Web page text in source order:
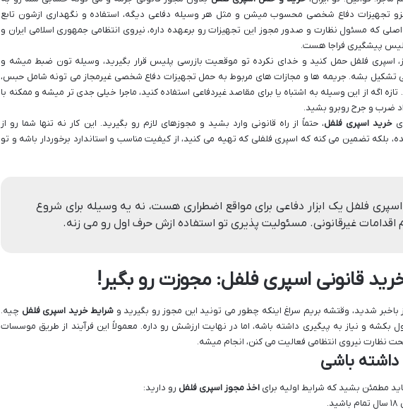
جزو تجهیزات دفاع شخصی محسوب میشن و مثل هر وسیله دفاعی دیگه، استفاده و نگهداری ازشون تابع
که مسئول نظارت و صدور مجوز این تجهیزات رو برعهده داره، نیروی انتظامی جمهوری اسلامی ایران و
پیشگیری فراجا هست.
اسپری فلفل حمل کنید و خدای نکرده تو موقعیت بازرسی پلیس قرار بگیرید، وسیله تون ضبط میشه و
تشکیل بشه. جریمه ها و مجازات های مربوط به حمل تجهیزات دفاع شخصی غیرمجاز می تونه شامل حبس،
اگه از این وسیله به اشتباه یا برای مقاصد غیردفاعی استفاده کنید، ماجرا خیلی جدی تر میشه و ممکنه با
ضرب و جرح روبرو بشید.
خرید اسپری فلفل، حتماً از راه قانونی وارد بشید و مجوزهای لازم رو بگیرید. این کار نه تنها شما رو از
بلکه تضمین می کنه که اسپری فلفلی که تهیه می کنید، از کیفیت مناسب و استاندارد برخوردار باشه و تو
فلفل یک ابزار دفاعی برای مواقع اضطراری هست، نه یه وسیله برای شروع
اقدامات غیرقانونی. مسئولیت پذیری تو استفاده ازش حرف اول رو می زنه.
قانونی اسپری فلفل: مجوزت رو بگیر!
شدید، وقتشه بریم سراغ اینکه چطور می تونید این مجوز رو بگیرید و شرایط خرید اسپری فلفل چیه.
بکشه و نیاز به پیگیری داشته باشه، اما در نهایت ارزشش رو داره. معمولاً این فرآیند از طریق موسسات
نظارت نیروی انتظامی فعالیت می کنن، انجام میشه.
داشته باشی
مطمئن بشید که شرایط اولیه برایاخذ مجوز اسپری فلفل رو دارید: